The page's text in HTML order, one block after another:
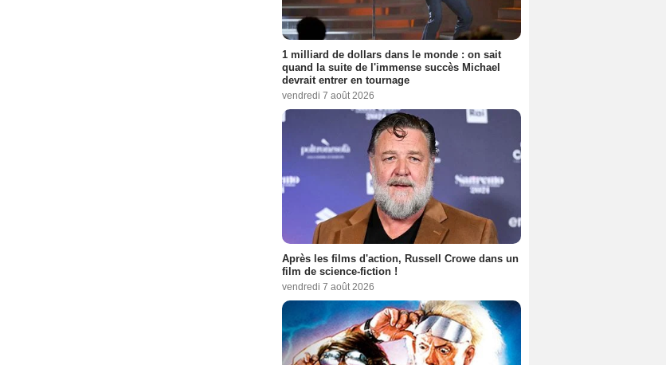
1 milliard de dollars dans le monde : on sait
quand la suite de l'immense succès Michael
devrait entrer en tournage
vendredi 7 août 2026
Après les films d'action, Russell Crowe dans un
film de science-fiction !
vendredi 7 août 2026